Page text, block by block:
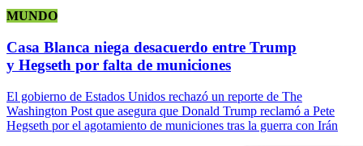
MUNDO
Casa Blanca niega desacuerdo entre Trump
y Hegseth por falta de municiones
El gobierno de Estados Unidos rechazó un reporte de The
Washington Post que asegura que Donald Trump reclamó a Pete
Hegseth por el agotamiento de municiones tras la guerra con Irán